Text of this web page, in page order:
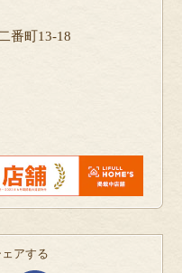
番町13-18
アする